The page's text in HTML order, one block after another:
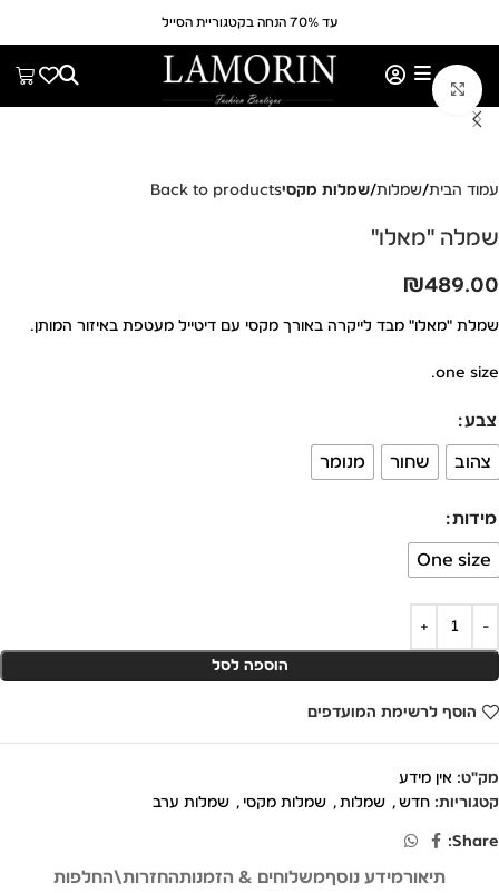
עד 70% הנחה בקטגוריית הסייל
לחצי להגדלה
עמוד הבית שמלות שמלות מקסיBack to products
שמלה "מאלו"
₪489.00
שמלת "מאלו" מבד לייקרה באורך מקסי עם דיטייל מעטפת באיזור המותן.
one size.
צבע
צהוב שחור מנומר
מידות
One size
הוספה לסל
הוסף לרשימת המועדפים
מק"ט: אין מידע
קטגוריות: חדש , שמלות , שמלות מקסי , שמלות ערב
Share:
תיאורמידע נוסףמשלוחים & הזמנותהחזרות\החלפות